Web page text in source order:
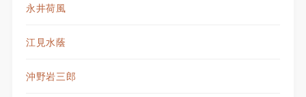
永井荷風
江見水蔭
沖野岩三郎